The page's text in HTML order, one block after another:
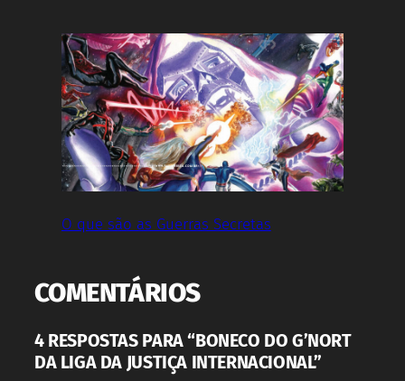
O que são as Guerras Secretas
COMENTÁRIOS
4 RESPOSTAS PARA “BONECO DO G’NORT
DA LIGA DA JUSTIÇA INTERNACIONAL”